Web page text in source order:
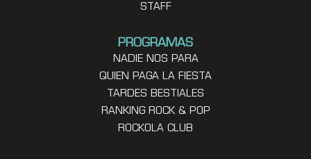
STAFF
PROGRAMAS
NADIE NOS PARA
QUIEN PAGA LA FIESTA
TARDES BESTIALES
RANKING ROCK & POP
ROCKOLA CLUB